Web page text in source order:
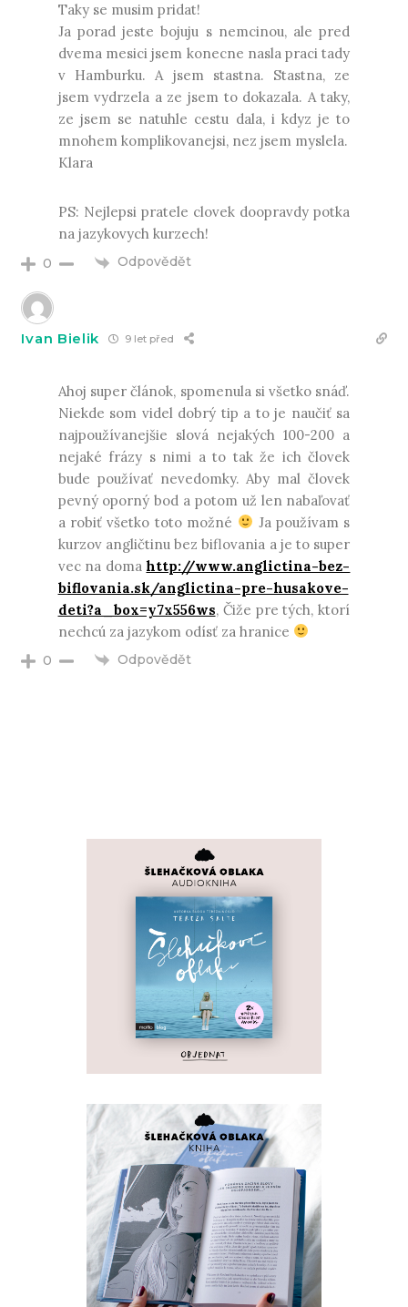
Taky se musim pridat!
Ja porad jeste bojuju s nemcinou, ale pred
dvema mesici jsem konecne nasla praci tady
v Hamburku. A jsem stastna. Stastna, ze
jsem vydrzela a ze jsem to dokazala. A taky,
ze jsem se natuhle cestu dala, i kdyz je to
mnohem komplikovanejsi, nez jsem myslela.
Klara
PS: Nejlepsi pratele clovek doopravdy potka
na jazykovych kurzech!
0 Odpovědět
Ivan Bielik 9 let před
Ahoj super článok, spomenula si všetko snáď.
Niekde som videl dobrý tip a to je naučiť sa
najpoužívanejšie slová nejakých 100-200 a
nejaké frázy s nimi a to tak že ich človek
bude používať nevedomky. Aby mal človek
pevný oporný bod a potom už len nabaľovať
a robiť všetko toto možné
Ja používam s
kurzov angličtinu bez biflovania a je to super
vec na domahttp://www.anglictina-bez-
biflovania.sk/anglictina-pre-husakove-
deti?a_box=y7x556ws, Čiže pre tých, ktorí
nechcú za jazykom odísť za hranice
0 Odpovědět